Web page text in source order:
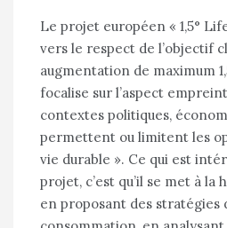
Le projet européen « 1,5°
vers le respect de l’objectif
augmentation de maximum
focalise sur l’aspect
contextes politiques,
permettent ou limitent les
vie durable ». Ce qui est
projet, c’est qu’il se met à la
en proposant des stratégies